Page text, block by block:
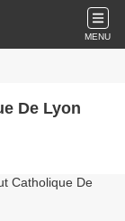
MENU
De Lyon